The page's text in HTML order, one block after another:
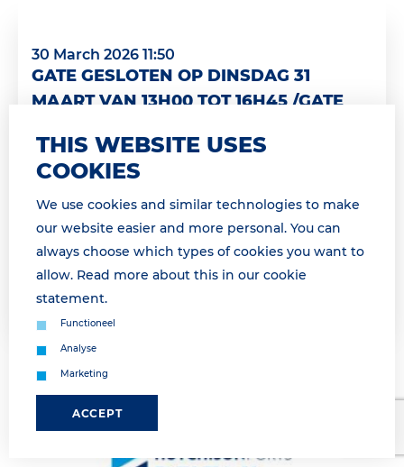
30 March 2026 11:50
GATE GESLOTEN OP DINSDAG 31
MAART VAN 13H00 TOT 16H45 /GATE
13H00 TO16H45
Geachte relatie, Landzijdige operatie morgen
onderbroken van 14h00 tot 16h45 Dinsdag 31 maart
van 14h00 tot 16h45 is geen landzijdige afhandeling
mogelijk a.g.v. een vakb...
Lees meer
THIS WEBSITE USES
COOKIES
We use cookies and similar technologies to make
our website easier and more personal. You can
always choose which types of cookies you want to
allow. Read more about this in our cookie
statement.
Functioneel
Analyse
Marketing
ACCEPT